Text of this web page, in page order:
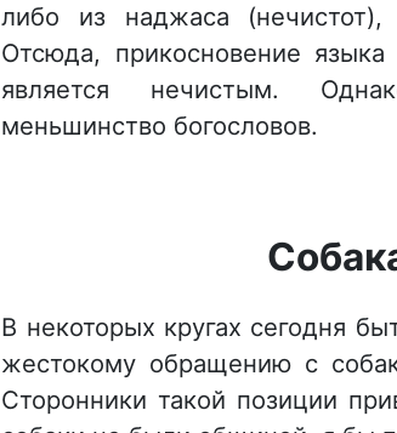
либо из наджаса
Отсюда, прикосновение
является нечистым.
меньшинство богословов.
В некоторых кругах сегодня
жестокому обращению с
Сторонники такой позиции